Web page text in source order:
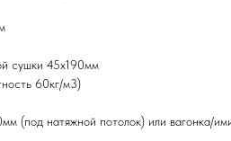
сушки 45х190мм
60кг/м3)
(под натяжной потолок) или вагонка/